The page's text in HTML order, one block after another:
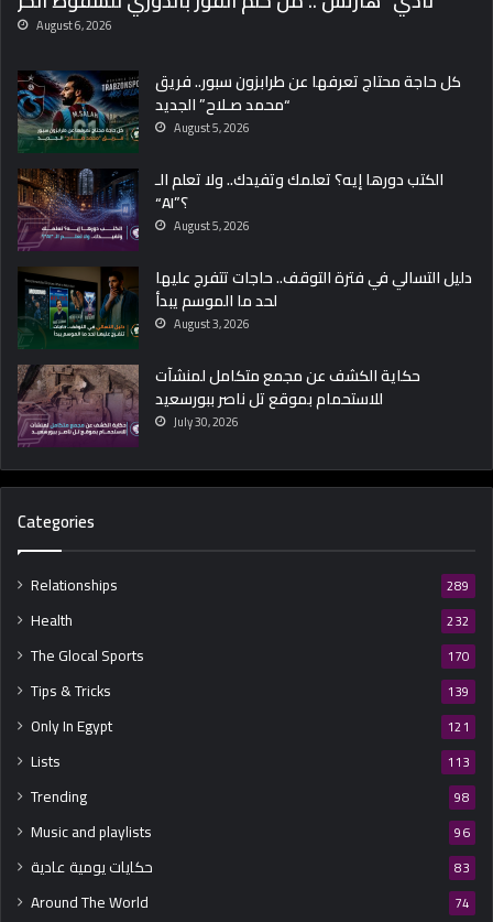
August 6, 2026
كل حاجة محتاج تعرفها عن طرابزون سبور.. فريق
“محمد صـلاح” الجديد
August 5, 2026
الكتب دورها إيه؟ تعلمك وتفيدك.. ولا تعلم الـ
“AI”؟
August 5, 2026
دليل التسالي في فترة التوقف.. حاجات تتفرج عليها
لحد ما الموسم يبدأ
August 3, 2026
حكاية الكشف عن مجمع متكامل لمنشآت
للاستحمام بموقع تل ناصر ببورسعيد
July 30, 2026
Categories
Relationships 289
Health 232
The Glocal Sports 170
Tips & Tricks 139
Only In Egypt 121
Lists 113
Trending 98
Music and playlists 96
حكايات يومية عادية 83
Around The World 74